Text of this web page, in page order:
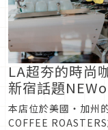
LA超夯的時尚
新宿話題
本店位於美國・加州
COFFEE